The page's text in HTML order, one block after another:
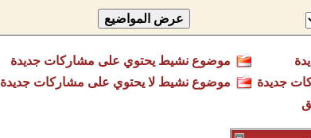
موضوع نشيط يحتوي على مشاركات جديدة
جديدة
موضوع نشيط لا يحتوي على مشاركات جديدة